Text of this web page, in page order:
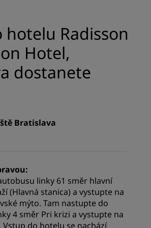
hotelu Radisson
Hotel,
dostanete
Bratislava
linky 61 směr hlavní
(Hlavná stanica) a vystupte na
mýto. Tam nastupte do
4 směr Pri krizi a vystupte na
Vstup do hotelu se nachází